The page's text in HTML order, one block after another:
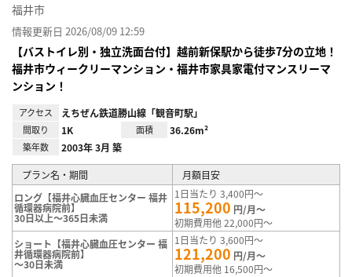
福井市
情報更新日 2026/08/09 12:59
【バストイレ別・独立洗面台付】越前新保駅から徒歩7分の立地！
福井市ウィークリーマンション・福井市家具家電付マンスリーマ
ンション！
アクセス えちぜん鉄道勝山線「観音町駅」
間取り 1K 面積 36.26m²
築年数 2003年 3月 築
プラン名・期間
月額目安
ロング【福井心臓血圧センター 福井
循環器病院前】
30日以上～365日未満
1日当たり 3,400円～
115,200 円/月～
初期費用他 22,000円～
ショート【福井心臓血圧センター 福
井循環器病院前】
～30日未満
1日当たり 3,600円～
121,200 円/月～
初期費用他 16,500円～